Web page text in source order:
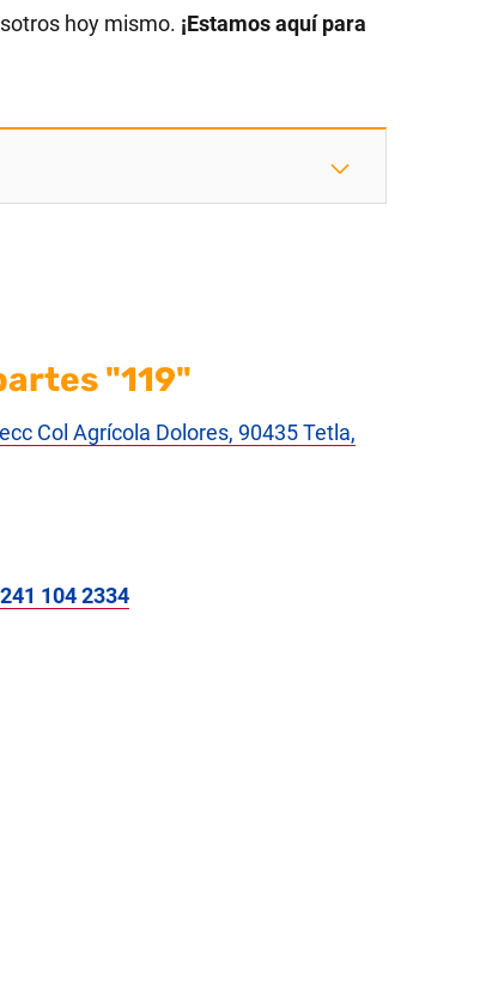
hoy mismo. ¡Estamos aquí para
"119"
Col Agrícola Dolores, 90435 Tetla,
104 2334